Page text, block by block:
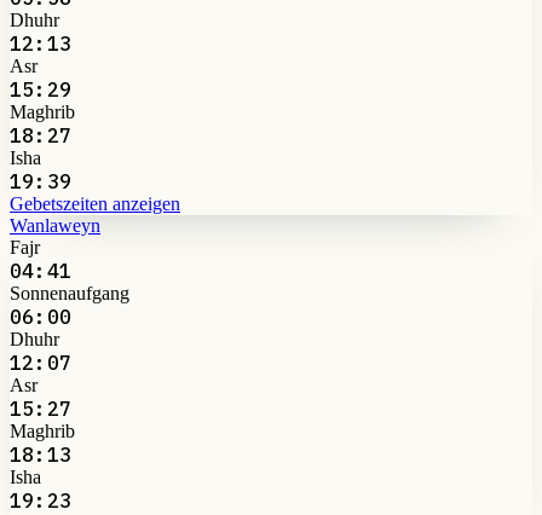
Dhuhr
12:13
Asr
15:29
Maghrib
18:27
Isha
19:39
Gebetszeiten anzeigen
Wanlaweyn
Fajr
04:41
Sonnenaufgang
06:00
Dhuhr
12:07
Asr
15:27
Maghrib
18:13
Isha
19:23